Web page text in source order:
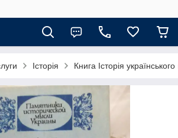
Історія Книга Історія